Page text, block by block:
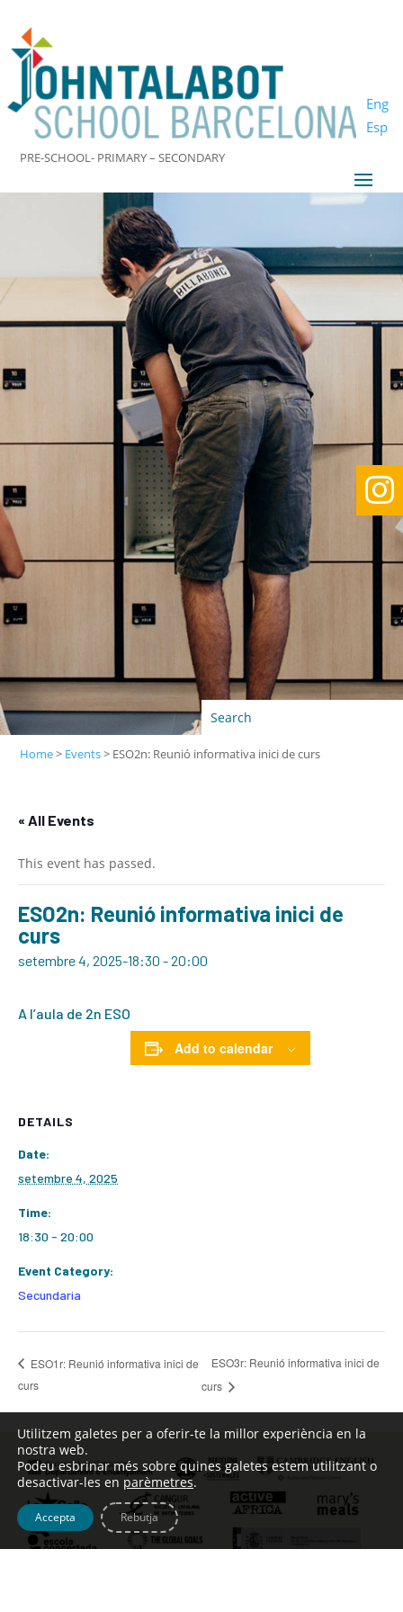
Eng
Esp
PRE-SCHOOL- PRIMARY – SECONDARY
Home> Events> ESO2n: Reunió informativa inici de curs

« All Events
This event has passed.
ESO2n: Reunió informativa inici de
curs
setembre 4, 2025-18:30 -20:00
A l’aula de 2n ESO
Add to calendar
DETAILS
Date:
setembre 4, 2025
Time:
18:30 - 20:00
Event Category:
Secundaria
ESO1r: Reunió informativa inici de
curs
ESO3r: Reunió informativa inici de
curs
Utilitzem galetes per a oferir-te la millor experiència en la
nostra web.
Podeu esbrinar més sobre quines galetes estem utilitzant o
desactivar-les en parèmetres.
Accepta Rebutja